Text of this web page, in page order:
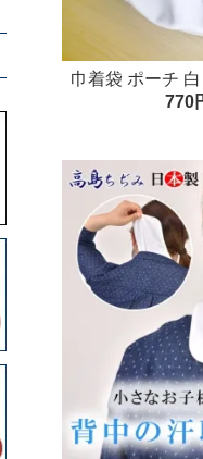
巾着袋 ポーチ
770